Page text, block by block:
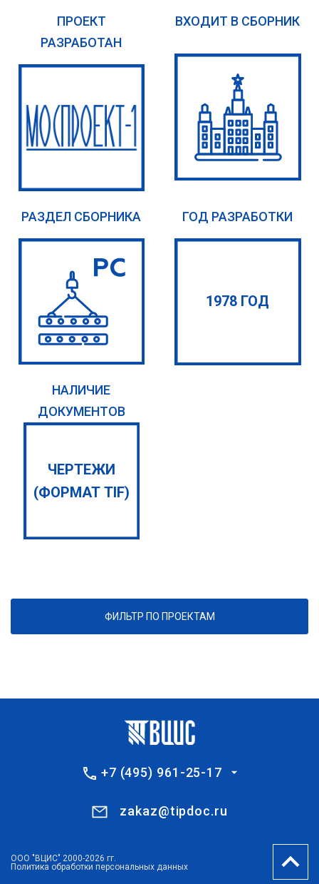
ПРОЕКТ
РАЗРАБОТАН
ВХОДИТ В СБОРНИК
РАЗДЕЛ СБОРНИКА ГОД РАЗРАБОТКИ
1978 ГОД
НАЛИЧИЕ
ДОКУМЕНТОВ
ЧЕРТЕЖИ
(ФОРМАТ TIF)
ФИЛЬТР ПО ПРОЕКТАМ
+7 (495) 961-25-17
zakaz@tipdoc.ru
ООО "ВЦИС" 2000-2026 гг.
Политика обработки персональных данных